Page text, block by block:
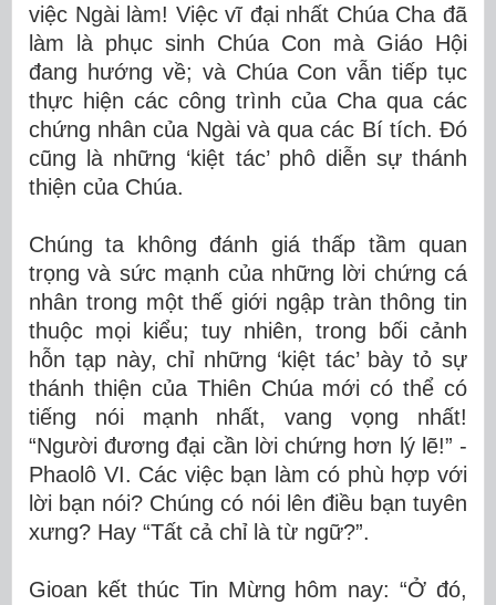
việc Ngài làm! Việc vĩ đại nhất Chúa Cha đã
làm là phục sinh Chúa Con mà Giáo Hội
đang hướng về; và Chúa Con vẫn tiếp tục
thực hiện các công trình của Cha qua các
chứng nhân của Ngài và qua các Bí tích. Đó
cũng là những ‘kiệt tác’ phô diễn sự thánh
thiện của Chúa.
Chúng ta không đánh giá thấp tầm quan
trọng và sức mạnh của những lời chứng cá
nhân trong một thế giới ngập tràn thông tin
thuộc mọi kiểu; tuy nhiên, trong bối cảnh
hỗn tạp này, chỉ những ‘kiệt tác’ bày tỏ sự
thánh thiện của Thiên Chúa mới có thể có
tiếng nói mạnh nhất, vang vọng nhất!
“Người đương đại cần lời chứng hơn lý lẽ!” -
Phaolô VI. Các việc bạn làm có phù hợp với
lời bạn nói? Chúng có nói lên điều bạn tuyên
xưng? Hay “Tất cả chỉ là từ ngữ?”.
Gioan kết thúc Tin Mừng hôm nay: “Ở đó,